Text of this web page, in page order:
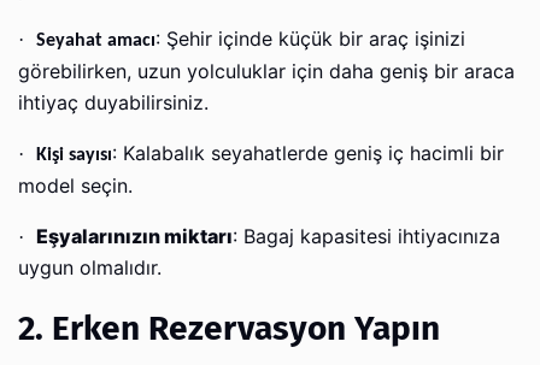
· Seyahat amacı: Şehir içinde küçük bir araç işinizi
görebilirken, uzun yolculuklar için daha geniş bir araca
ihtiyaç duyabilirsiniz.
· Kişi sayısı: Kalabalık seyahatlerde geniş iç hacimli bir
model seçin.
· Eşyalarınızın miktarı: Bagaj kapasitesi ihtiyacınıza
uygun olmalıdır.
2. Erken Rezervasyon Yapın